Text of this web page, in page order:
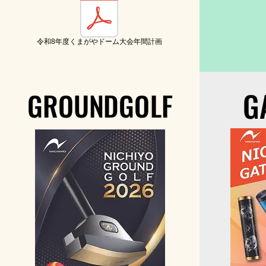
令和8年度くまがやドーム大会年間計画
GROUNDGOLF
GROUNDGOLF